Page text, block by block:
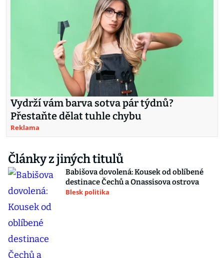
Vydrží vám barva sotva pár týdnů?
Přestaňte dělat tuhle chybu
Reklama
Články z jiných titulů
Babišova dovolená: Kousek od oblíbené
destinace Čechů a Onassisova ostrova
Blesk politika